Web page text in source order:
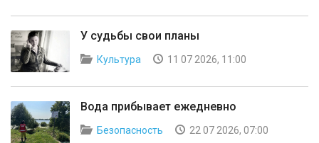
У судьбы свои планы
Культура 11 07 2026, 11:00
Вода прибывает ежедневно
Безопасность 22 07 2026, 07:00